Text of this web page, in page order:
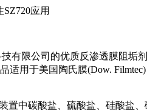
有限公司的优质反渗透膜阻垢
适用于美国陶氏膜(Dow. Filmtec)
置中碳酸盐、硫酸盐、硅酸盐